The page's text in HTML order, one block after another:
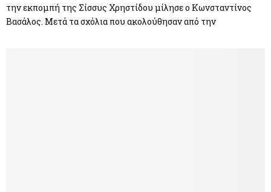
την εκπομπή της Σίσσυς Χρηστίδου μίλησε ο Κωνσταντίνος
Βασάλος. Μετά τα σχόλια που ακολούθησαν από την